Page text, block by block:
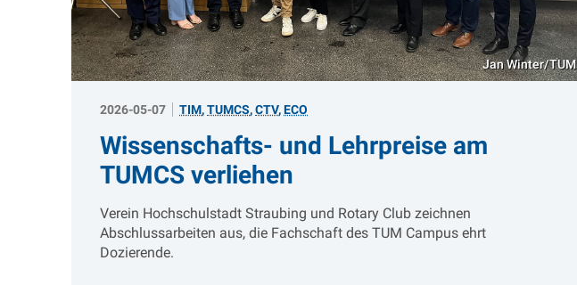
Jan Winter/TUM
2026-05-07 TIM,TUMCS,CTV,ECO
Wissenschafts- und Lehrpreise am
TUMCS verliehen
Verein Hochschulstadt Straubing und Rotary Club zeichnen
Abschlussarbeiten aus, die Fachschaft des TUM Campus ehrt
Dozierende.